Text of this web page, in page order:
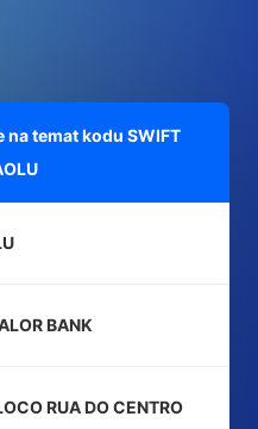
temat kodu SWIFT
BANK
RUA DO CENTRO